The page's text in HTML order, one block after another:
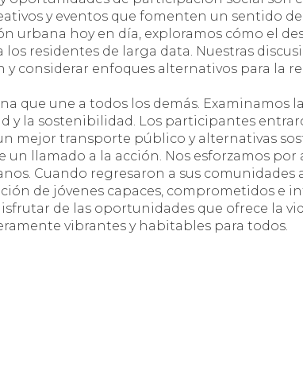
y eventos que fomenten un sentido
urbana hoy en día, exploramos cómo el
residentes de larga data. Nuestras
considerar enfoques alternativos para la
que une a todos los demás. Examinamos
y la sostenibilidad. Los participantes
mejor transporte público y alternativas
llamado a la acción. Nos esforzamos
Cuando regresaron a sus
de jóvenes capaces, comprometidos e
de las oportunidades que ofrece la
vibrantes y habitables para todos.